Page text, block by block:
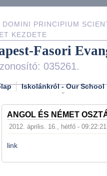
DOMINI PRINCIPIUM
KEZDETE
Fasori
035261.
Iskolánkról - Our School
ANGOL ÉS NÉMET
2012. április. 16., hétfő - 09:22:21
link